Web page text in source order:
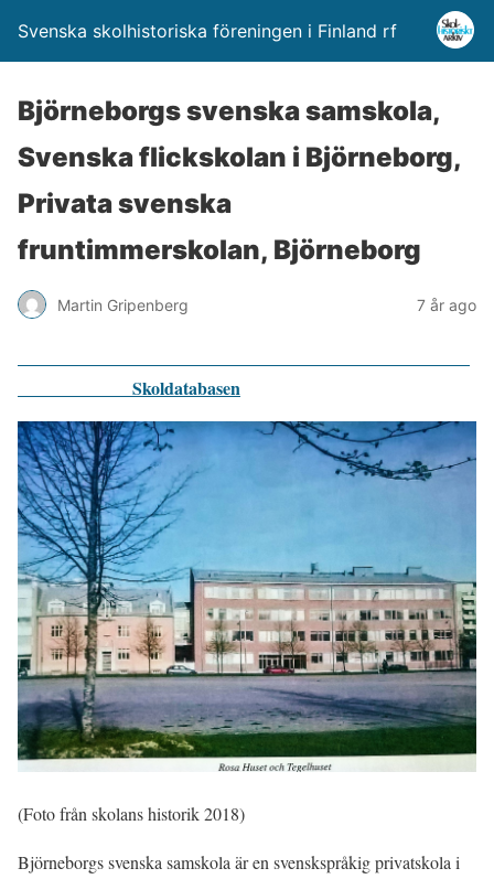
Svenska skolhistoriska föreningen i Finland rf
Björneborgs svenska samskola,
Svenska flickskolan i Björneborg,
Privata svenska
fruntimmerskolan, Björneborg
Martin Gripenberg 7 år ago
Skoldatabasen
(Foto från skolans historik 2018)
Björneborgs svenska samskola är en svenskspråkig privatskola i